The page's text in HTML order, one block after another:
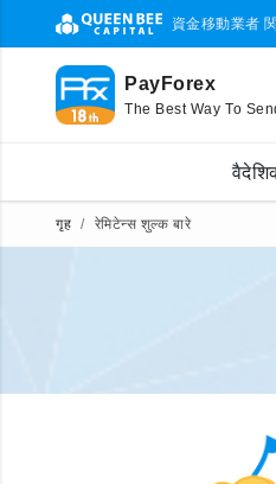
資金移動業者
PayForex
The Best Way To
गृह रेमिटेन्स शुल्क बारे